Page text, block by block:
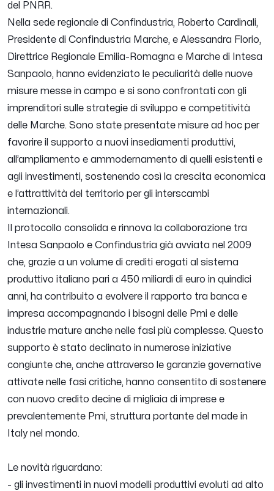
del PNRR.
Nella sede regionale di Confindustria, Roberto Cardinali,
Presidente di Confindustria Marche, e Alessandra Florio,
Direttrice Regionale Emilia-Romagna e Marche di Intesa
Sanpaolo, hanno evidenziato le peculiarità delle nuove
misure messe in campo e si sono confrontati con gli
imprenditori sulle strategie di sviluppo e competitività
delle Marche. Sono state presentate misure ad hoc per
favorire il supporto a nuovi insediamenti produttivi,
all’ampliamento e ammodernamento di quelli esistenti e
agli investimenti, sostenendo così la crescita economica
e l’attrattività del territorio per gli interscambi
internazionali.
Il protocollo consolida e rinnova la collaborazione tra
Intesa Sanpaolo e Confindustria già avviata nel 2009
che, grazie a un volume di crediti erogati al sistema
produttivo italiano pari a 450 miliardi di euro in quindici
anni, ha contribuito a evolvere il rapporto tra banca e
impresa accompagnando i bisogni delle Pmi e delle
industrie mature anche nelle fasi più complesse. Questo
supporto è stato declinato in numerose iniziative
congiunte che, anche attraverso le garanzie governative
attivate nelle fasi critiche, hanno consentito di sostenere
con nuovo credito decine di migliaia di imprese e
prevalentemente Pmi, struttura portante del made in
Italy nel mondo.
Le novità riguardano:
- gli investimenti in nuovi modelli produttivi evoluti ad alto